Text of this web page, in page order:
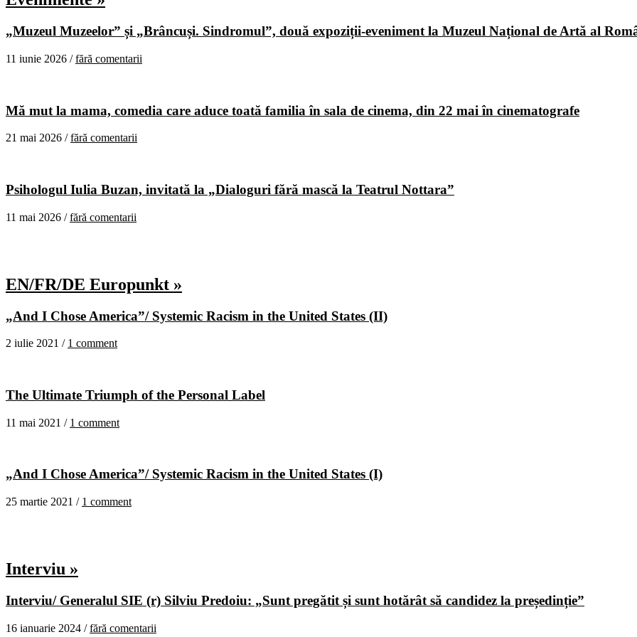
„Muzeul Muzeelor” și „Brâncuși. Sindromul”, două expoziții-eveniment la Muzeul Național de Artă al
11 iunie 2026 /fără comentarii
Mă mut la mama, comedia care aduce toată familia în sala de cinema, din 22 mai în cinematografe
21 mai 2026 /fără comentarii
Psihologul Iulia Buzan, invitată la „Dialoguri fără mască la Teatrul Nottara”
11 mai 2026 /fără comentarii
EN/FR/DE Europunkt »
„And I Chose America”/ Systemic Racism in the United States (II)
2 iulie 2021 / 1 comment
The Ultimate Triumph of the Personal Label
11 mai 2021 / 1 comment
„And I Chose America”/ Systemic Racism in the United States (I)
25 martie 2021 / 1 comment
Interviu »
Interviu/ Generalul SIE (r) Silviu Predoiu: „Sunt pregătit și sunt hotărât să candidez la președinție”
16 ianuarie 2024 /fără comentarii